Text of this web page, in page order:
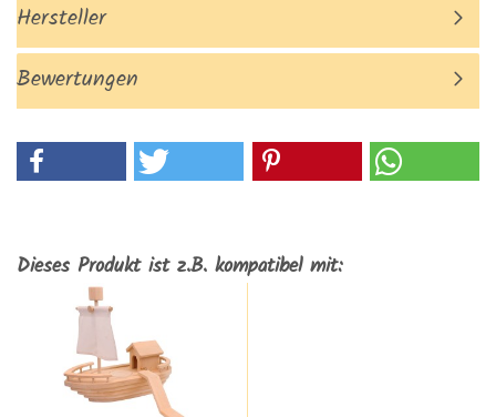
Hersteller
Bewertungen
Dieses Produkt ist z.B. kompatibel mit: